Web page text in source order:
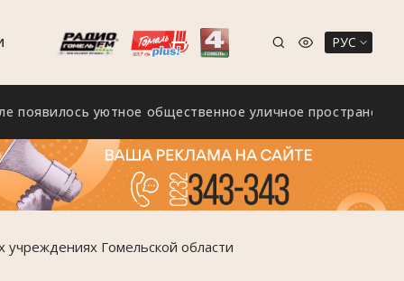
РУС
уютное общественное уличное пространство
учреждениях Гомельской области